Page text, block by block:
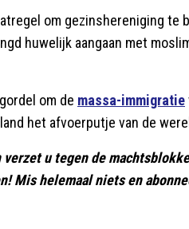
om gezinshereniging te
huwelijk aangaan met
om de massa-immigratie
het afvoerputje van de
u tegen de
Mis helemaal niets en